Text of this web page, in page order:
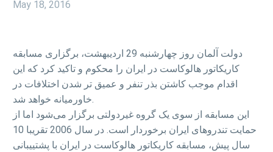
May 18, 2016
دولت آلمان روز چهارشنبه 29 اردیبهشت، برگزاری مسابقه
کاریکاتور هالوکاست در ایران را محکوم و تاکید کرد که این
اقدام موجب کاشتن بذر تنفر و عمیق تر شدن اختلافات در
خاورمیانه خواهد شد.
این مسابقه از سوی یک گروه غیردولتی برگزار می‌شود اما از
حمایت تندروهای ایران برخوردار است. در سال 2006 تقریبا 10
سال پیش، مسابقه کاریکاتور هالوکاست در ایران با پشتییبانی